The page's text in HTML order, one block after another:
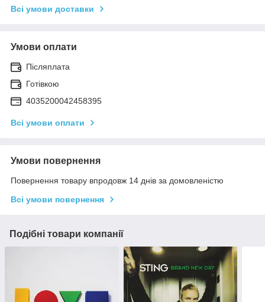
Всі умови доставки
Умови оплати
Післяплата
Готівкою
4035200042458395
Всі умови оплати
Умови повернення
Повернення товару впродовж 14 днів за домовленістю
Всі умови повернення
Подібні товари компанії